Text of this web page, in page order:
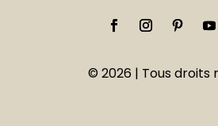
© 2026 | Tous droits